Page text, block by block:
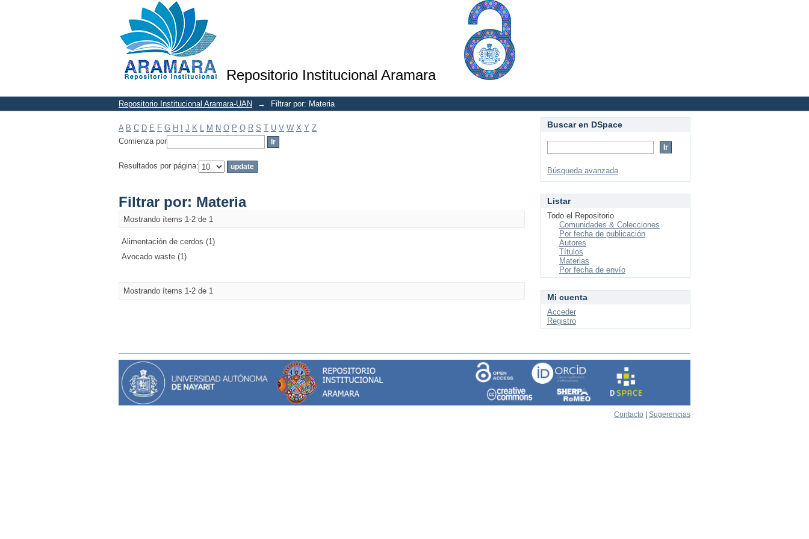
Repositorio Institucional Aramara
Filtrar por: Materia
Repositorio Institucional Aramara-UAN → Filtrar por: Materia
A B C D E F G H J K L M N O P Q R S T U V W X Y Z
Comienza por
Resultados por página:
Filtrar por: Materia
Mostrando ítems 1-2 de 1
Alimentación de cerdos (1)
Avocado waste (1)
Mostrando ítems 1-2 de 1
Buscar en DSpace
Búsqueda avanzada
Listar
Todo el Repositorio
Comunidades & Colecciones
Por fecha de publicación
Autores
Títulos
Materias
Por fecha de envío
Mi cuenta
Acceder
Registro
Contacto Sugerencias